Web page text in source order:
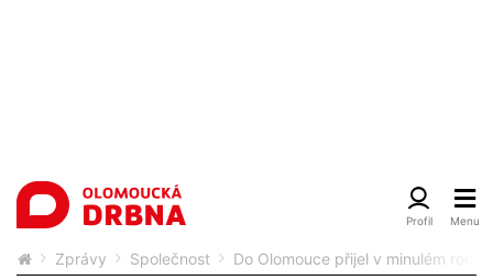
Zprávy Společnost Do Olomouce přijel v minulém roce